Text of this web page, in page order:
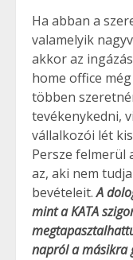
Ha abban a
valamelyik
akkor az
home office
többen
tevékenykedni,
vállalkozói lét
Persze felmerül
az, aki nem
bevételeit.A
mint a KATA
napról a másikra